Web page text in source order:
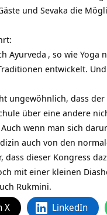
und Sevaka die
Ayurveda , so wie Yoga
entwickelt.
ungewöhnlich, dass
über eine andere
wenn man sich
auch von den
dieser Kongress
mit einer kleinen
Rukmini.
X LinkedIn